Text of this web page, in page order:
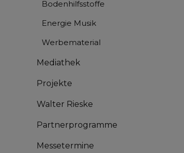
Bodenhilfsstoffe
Energie Musik
Werbematerial
Mediathek
Projekte
Walter Rieske
Partnerprogramme
Messetermine